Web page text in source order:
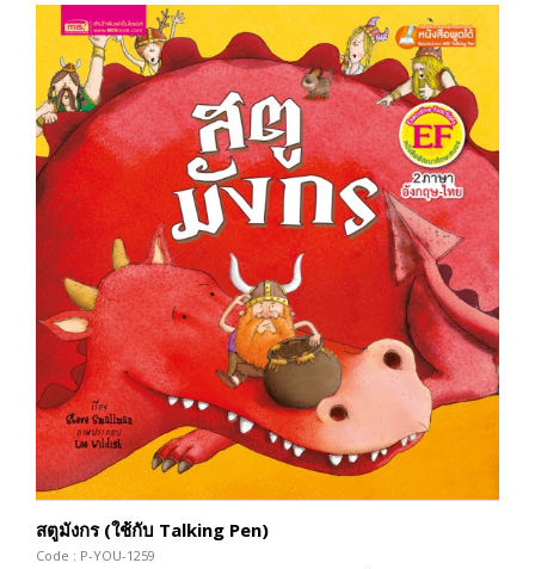
สตูมังกร (ใช้กับ Talking Pen)
Code : P-YOU-1259